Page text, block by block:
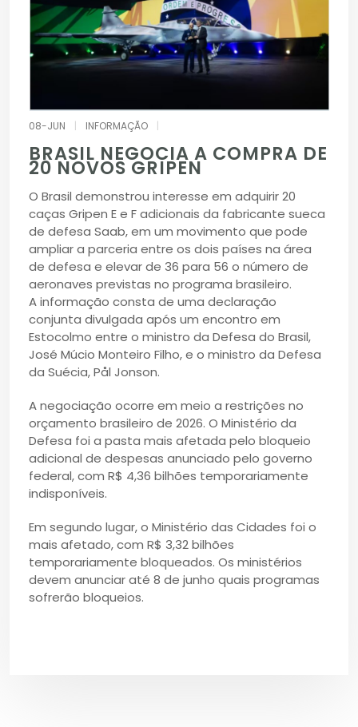
08-JUN INFORMAÇÃO
BRASIL NEGOCIA A COMPRA DE
20 NOVOS GRIPEN
O Brasil demonstrou interesse em adquirir 20
caças Gripen E e F adicionais da fabricante sueca
de defesa Saab, em um movimento que pode
ampliar a parceria entre os dois países na área
de defesa e elevar de 36 para 56 o número de
aeronaves previstas no programa brasileiro.
A informação consta de uma declaração
conjunta divulgada após um encontro em
Estocolmo entre o ministro da Defesa do Brasil,
José Múcio Monteiro Filho, e o ministro da Defesa
da Suécia, Pål Jonson.
A negociação ocorre em meio a restrições no
orçamento brasileiro de 2026. O Ministério da
Defesa foi a pasta mais afetada pelo bloqueio
adicional de despesas anunciado pelo governo
federal, com R$ 4,36 bilhões temporariamente
indisponíveis.
Em segundo lugar, o Ministério das Cidades foi o
mais afetado, com R$ 3,32 bilhões
temporariamente bloqueados. Os ministérios
devem anunciar até 8 de junho quais programas
sofrerão bloqueios.